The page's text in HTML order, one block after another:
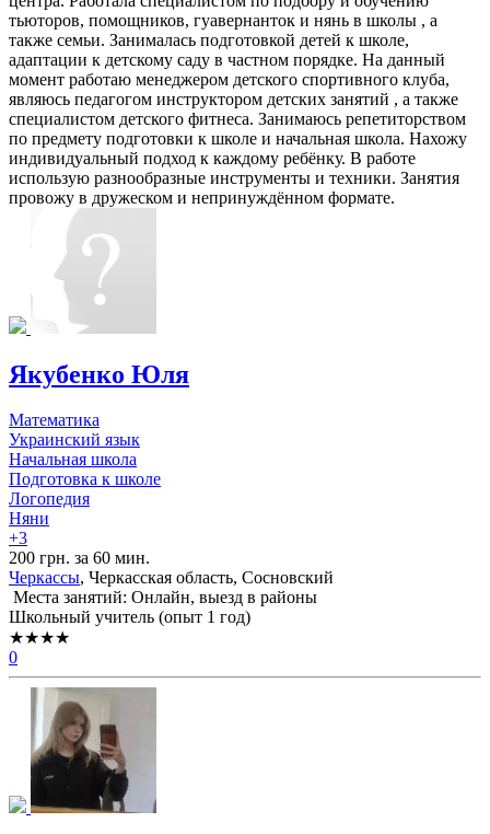
тьюторов, помощников, гуавернанток и нянь в школы , а
также семьи. Занималась подготовкой детей к школе,
адаптации к детскому саду в частном порядке. На данный
момент работаю менеджером детского спортивного клуба,
являюсь педагогом инструктором детских занятий , а также
специалистом детского фитнеса. Занимаюсь репетиторством
по предмету подготовки к школе и начальная школа. Нахожу
индивидуальный подход к каждому ребёнку. В работе
использую разнообразные инструменты и техники. Занятия
провожу в дружеском и непринуждённом формате.
Якубенко Юля
Математика
Украинский язык
Начальная школа
Подготовка к школе
Логопедия
Няни
+3
200 грн. за 60 мин.
Черкассы, Черкасская область, Сосновский
Места занятий: Онлайн, выезд в районы
Школьный учитель (опыт 1 год)
★★★★
0